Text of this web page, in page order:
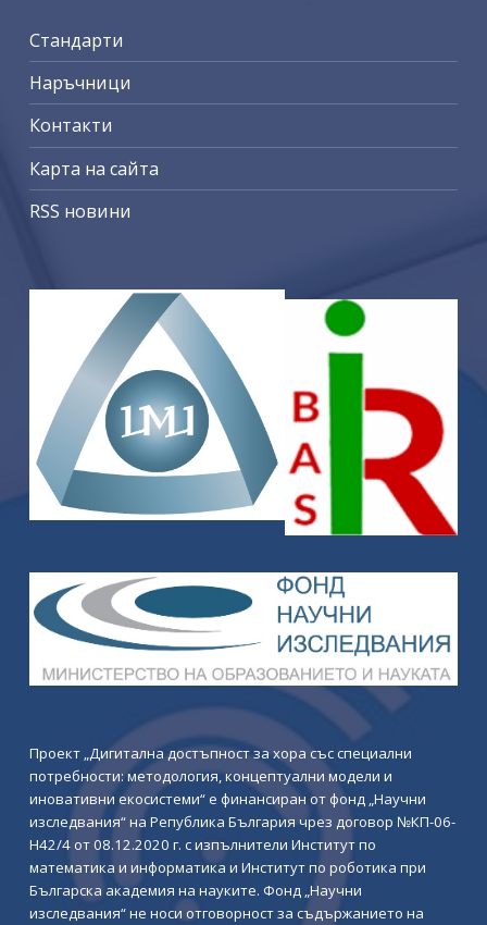
Стандарти
Наръчници
Контакти
Карта на сайта
RSS новини
Проект „Дигитална достъпност за хора със специални
потребности: методология, концептуални модели и
иновативни екосистеми“ е финансиран от фонд „Научни
изследвания“ на Република България чрез договор №КП-06-
Н42/4 от 08.12.2020 г. с изпълнители Институт по
математика и информатика и Институт по роботика при
Българска академия на науките. Фонд „Научни
изследвания“ не носи отговорност за съдържанието на